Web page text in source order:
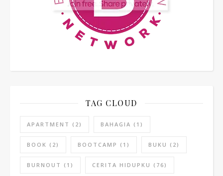
TAG CLOUD
APARTMENT (2) BAHAGIA (1)
BOOK (2) BOOTCAMP (1) BUKU (2)
BURNOUT (1) CERITA HIDUPKU (76)